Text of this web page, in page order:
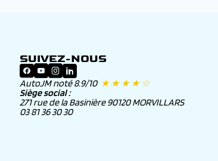
SUIVEZ-NOUS
AutoJM noté 8.9/10 ★ ★ ★ ★ ☆
Siège social :
271 rue de la Basinière 90120 MORVILLARS
03 81 36 30 30